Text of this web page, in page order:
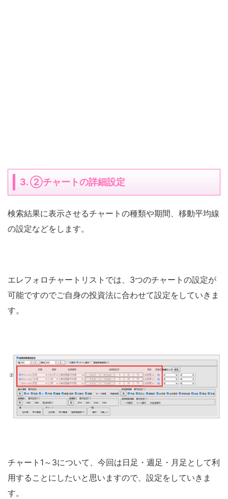
3. ②チャートの詳細設定
検索結果に表示させるチャートの種類や期間、移動平均線
の設定などをします。
エレフォロチャートリストでは、3つのチャートの設定が
可能ですのでご自身の投資法に合わせて設定をしていきま
す。
チャート1～3について、今回は日足・週足・月足として利
用することにしたいと思いますので、設定をしていきま
す。